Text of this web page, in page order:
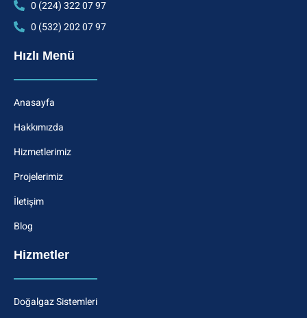
0 (224) 322 07 97
0 (532) 202 07 97
Hızlı Menü
Anasayfa
Hakkımızda
Hizmetlerimiz
Projelerimiz
İletişim
Blog
Hizmetler
Doğalgaz Sistemleri